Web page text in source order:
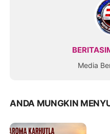
Media
ANDA MUNGKIN